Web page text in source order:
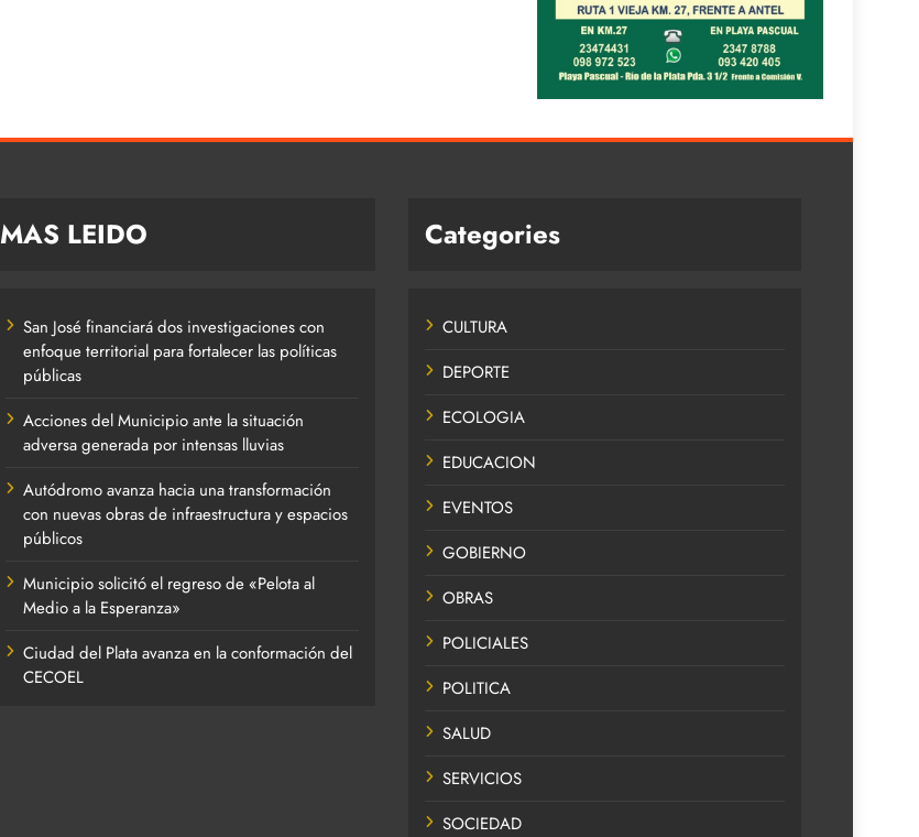
MAS LEIDO
San José financiará dos investigaciones con
enfoque territorial para fortalecer las políticas
públicas
Acciones del Municipio ante la situación
adversa generada por intensas lluvias
Autódromo avanza hacia una transformación
con nuevas obras de infraestructura y espacios
públicos
Municipio solicitó el regreso de «Pelota al
Medio a la Esperanza»
Ciudad del Plata avanza en la conformación del
CECOEL
Categories
CULTURA
DEPORTE
ECOLOGIA
EDUCACION
EVENTOS
GOBIERNO
OBRAS
POLICIALES
POLITICA
SALUD
SERVICIOS
SOCIEDAD